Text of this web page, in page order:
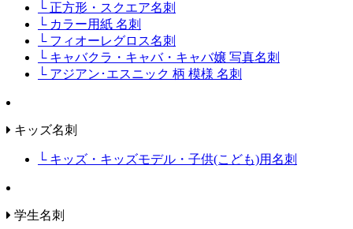
└ 正方形・スクエア名刺
└ カラー用紙 名刺
└ フィオーレグロス名刺
└ キャバクラ・キャバ・キャバ嬢 写真名刺
└ アジアン･エスニック 柄 模様 名刺
キッズ名刺
└ キッズ・キッズモデル・子供(こども)用名刺
学生名刺